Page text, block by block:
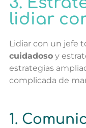
lidiar
Lidiar con un jefe
cuidadoso y
estrategias
complicada de
1.